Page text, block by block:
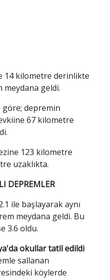
14 kilometre derinlikte
meydana geldi.
göre; depremin
67 kilometre
123 kilometre
uzaklıkta.
DEPREMLER
ile başlayarak aynı
meydana geldi. Bu
3.6 oldu.
okullar tatil edildi
sallanan
köylerde